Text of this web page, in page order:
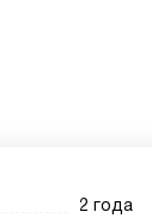
2 года